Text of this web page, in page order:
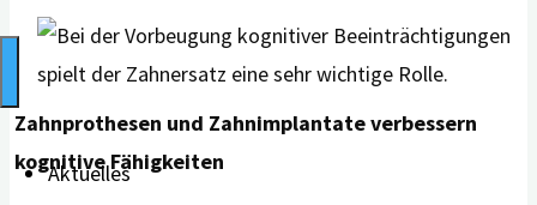
Aktuelles
Zahnprothesen und Zahnimplantate verbessern
kognitive Fähigkeiten